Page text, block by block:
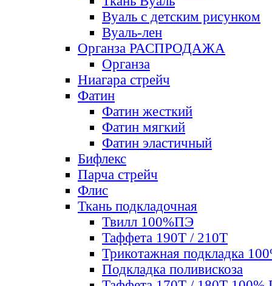
Вуаль с детским рисунком
Вуаль-лен
Органза РАСПРОДАЖА
Органза
Ниагара стрейч
Фатин
Фатин жесткий
Фатин мягкий
Фатин элаcтичный
Бифлекс
Парча стрейч
Флис
Ткань подкладочная
Твилл 100%ПЭ
Таффета 190Т / 210Т
Трикотажная подкладка
Подкладка поливискоза